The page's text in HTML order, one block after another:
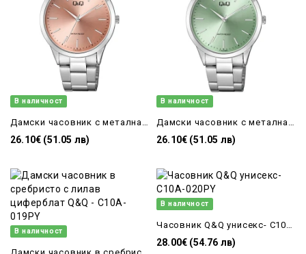
В наличност
26.10€ (51.05 лв)
В наличност
26.10€ (51.05 лв)
В наличност
В наличност
28.00€ (54.76 лв)